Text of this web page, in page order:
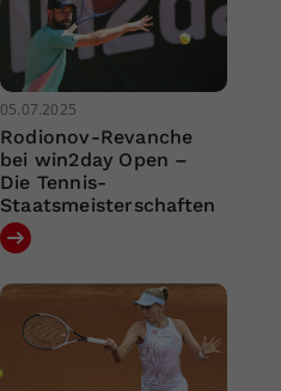
05.07.2025
Rodionov-Revanche
bei win2day Open –
Die Tennis-
Staatsmeisterschaften